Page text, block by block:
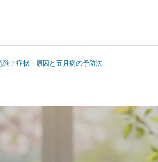
？症状・原因と五月病の予防法